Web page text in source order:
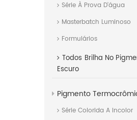
Série À Prova D'água
Masterbatch Luminoso
Formulários
Todos Brilha No
Escuro
Pigmento
Série Colorida A Incolor